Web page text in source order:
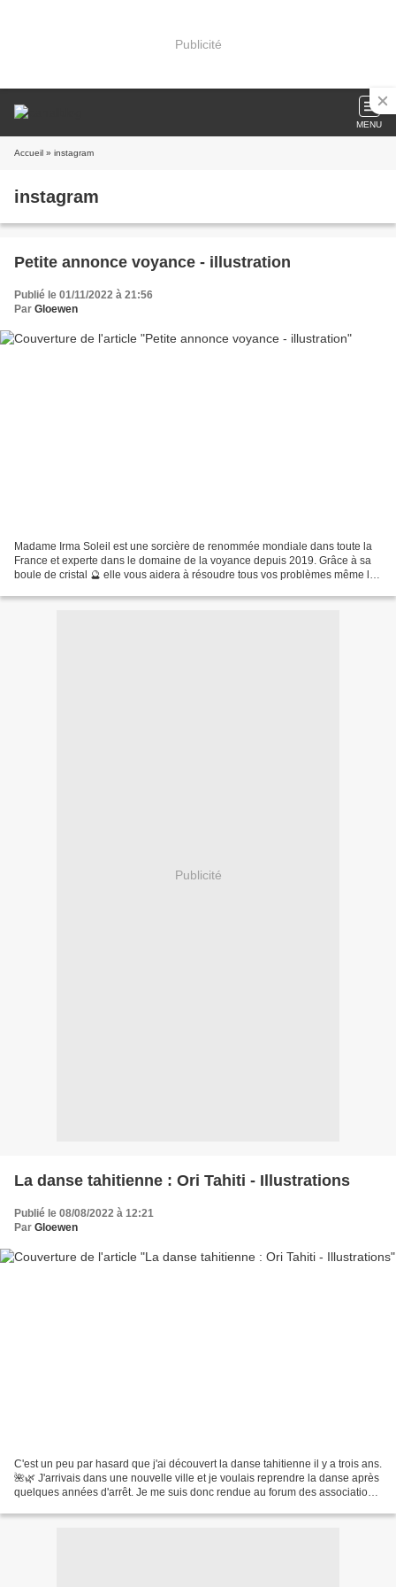
Publicité
MENU
Accueil » instagram
instagram
Petite annonce voyance - illustration
Publié le 01/11/2022 à 21:56
Par Gloewen
Madame Irma Soleil est une sorcière de renommée mondiale dans toute la
France et experte dans le domaine de la voyance depuis 2019. Grâce à sa
boule de cristal 🔮 elle vous aidera à résoudre tous vos problèmes même les
Publicité
La danse tahitienne : Ori Tahiti - Illustrations
Publié le 08/08/2022 à 12:21
Par Gloewen
C'est un peu par hasard que j'ai découvert la danse tahitienne il y a trois ans.
🌺🌿 J'arrivais dans une nouvelle ville et je voulais reprendre la danse après
quelques années d'arrêt. Je me suis donc rendue au forum des associations